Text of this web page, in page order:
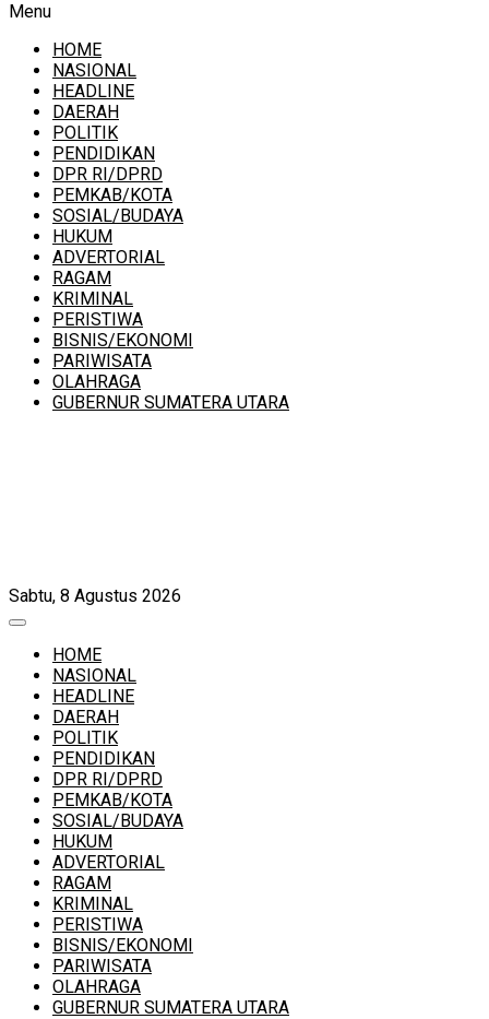
Menu
HOME
NASIONAL
HEADLINE
DAERAH
POLITIK
PENDIDIKAN
DPR RI/DPRD
PEMKAB/KOTA
SOSIAL/BUDAYA
HUKUM
ADVERTORIAL
RAGAM
KRIMINAL
PERISTIWA
BISNIS/EKONOMI
PARIWISATA
OLAHRAGA
GUBERNUR SUMATERA UTARA
Sabtu, 8 Agustus 2026
HOME
NASIONAL
HEADLINE
DAERAH
POLITIK
PENDIDIKAN
DPR RI/DPRD
PEMKAB/KOTA
SOSIAL/BUDAYA
HUKUM
ADVERTORIAL
RAGAM
KRIMINAL
PERISTIWA
BISNIS/EKONOMI
PARIWISATA
OLAHRAGA
GUBERNUR SUMATERA UTARA